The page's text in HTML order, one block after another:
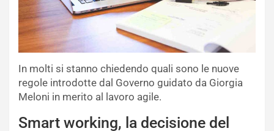
In molti si stanno chiedendo quali sono le nuove
regole introdotte dal Governo guidato da Giorgia
Meloni in merito al lavoro agile.
Smart working, la decisione del